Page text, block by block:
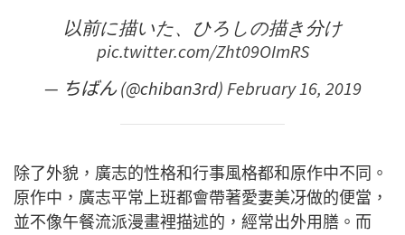
以前に描いた、ひろしの描き分け
pic.twitter.com/Zht09OImRS
— ちばん (@chiban3rd)February 16, 2019
除了外貌，廣志的性格和行事風格都和原作中不同。
原作中，廣志平常上班都會帶著愛妻美冴做的便當，
並不像午餐流派漫畫裡描述的，經常出外用膳。而